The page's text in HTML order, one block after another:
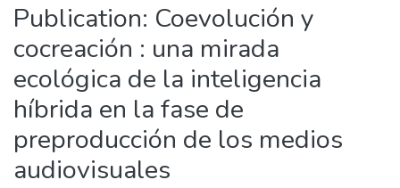
Publication: Coevolución y
cocreación : una mirada
ecológica de la inteligencia
híbrida en la fase de
preproducción de los medios
audiovisuales